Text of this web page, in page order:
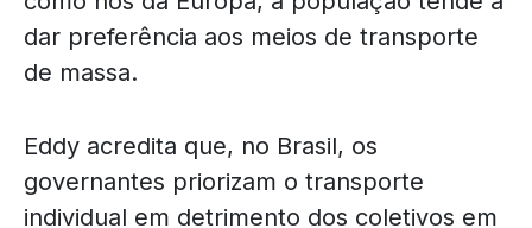
dar preferência aos meios de transporte
de massa.
Eddy acredita que, no Brasil, os
governantes priorizam o transporte
individual em detrimento dos coletivos em